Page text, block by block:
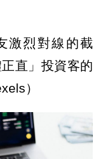
激烈對線的截
直」投資客的
）